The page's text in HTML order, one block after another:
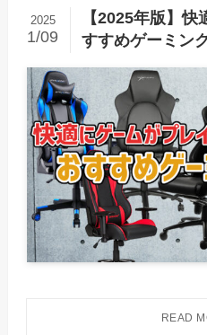
【2025年版】
すすめゲーミン
2025
1/09